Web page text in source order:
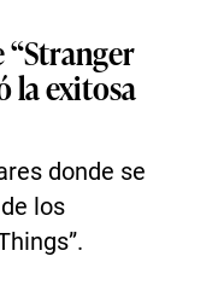
“Stranger
la exitosa
donde se
los